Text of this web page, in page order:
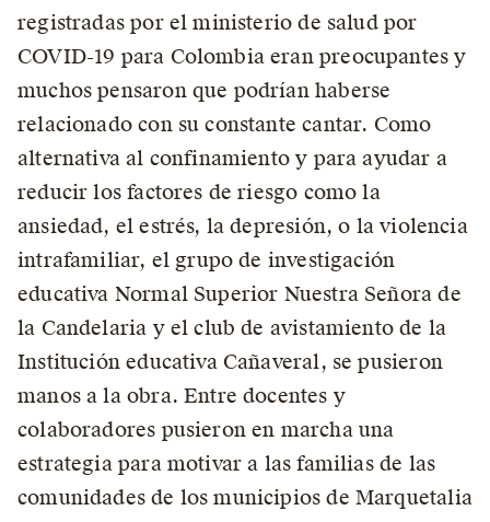
registradas por el ministerio de salud por
COVID-19 para Colombia eran preocupantes y
muchos pensaron que podrían haberse
relacionado con su constante cantar. Como
alternativa al confinamiento y para ayudar a
reducir los factores de riesgo como la
ansiedad, el estrés, la depresión, o la violencia
intrafamiliar, el grupo de investigación
educativa Normal Superior Nuestra Señora de
la Candelaria y el club de avistamiento de la
Institución educativa Cañaveral, se pusieron
manos a la obra. Entre docentes y
colaboradores pusieron en marcha una
estrategia para motivar a las familias de las
comunidades de los municipios de Marquetalia